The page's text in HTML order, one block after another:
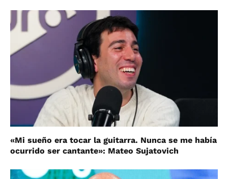
«Mi sueño era tocar la guitarra. Nunca se me había
ocurrido ser cantante»: Mateo Sujatovich